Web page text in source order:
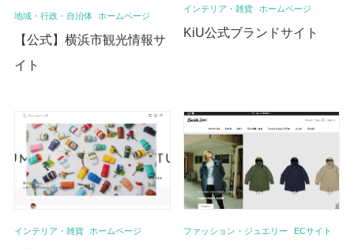
地域・行政・自治体 ホームページ
【公式】横浜市観光情報サ
イト
インテリア・雑貨 ホームページ
KiU公式ブランドサイト
インテリア・雑貨 ホームページ ファッション・ジュエリー ECサイト